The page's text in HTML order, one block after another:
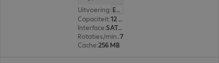
Uitvoering: Europa
Capaciteit:
12 TB
Interface:
SATA 3.0 (6 Gbit/s) 8,9 cm (3,5")
Rotaties/min. : 7.200 rpm
Cache:256 MB